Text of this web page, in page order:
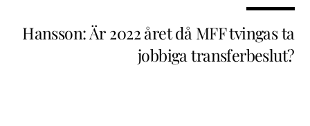
Hansson: Är 2022 året då MFF tvingas ta
jobbiga transferbeslut?